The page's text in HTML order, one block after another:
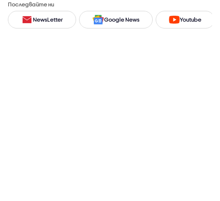
Последвайте ни
NewsLetter Google News Youtube